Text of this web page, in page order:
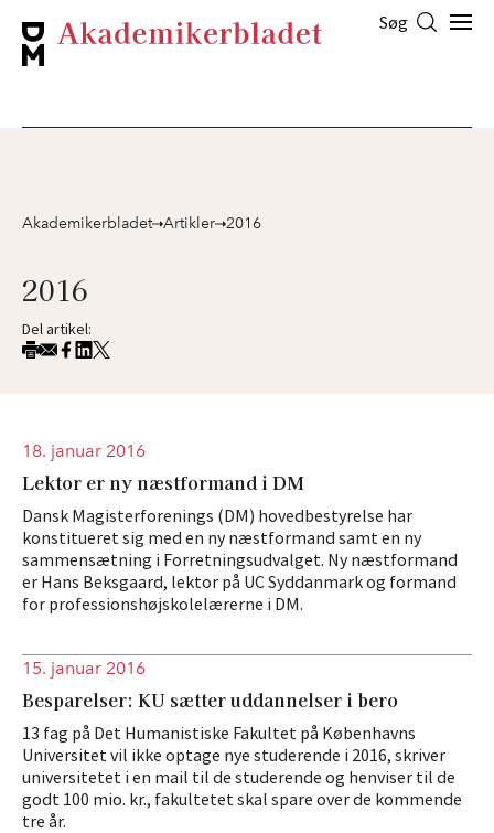
Søg
Akademikerbladet Artikler 2016
2016
Del artikel:
18. januar 2016
Lektor er ny næstformand i DM
Dansk Magisterforenings (DM) hovedbestyrelse har
konstitueret sig med en ny næstformand samt en ny
sammensætning i Forretningsudvalget. Ny næstformand
er Hans Beksgaard, lektor på UC Syddanmark og formand
for professionshøjskolelærerne i DM.
15. januar 2016
Besparelser: KU sætter uddannelser i bero
13 fag på Det Humanistiske Fakultet på Københavns
Universitet vil ikke optage nye studerende i 2016, skriver
universitetet i en mail til de studerende og henviser til de
godt 100 mio. kr., fakultetet skal spare over de kommende
tre år.